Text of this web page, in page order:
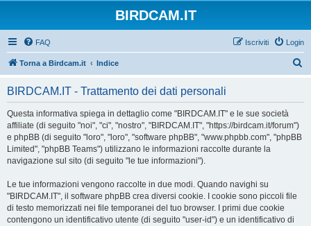
BIRDCAM.IT
FAQ Login
Iscriviti
Torna a Birdcam.it Indice
BIRDCAM.IT - Trattamento dei dati personali
Questa informativa spiega in dettaglio come "BIRDCAM.IT" e le sue società
affiliate (di seguito "noi", "ci", "nostro", "BIRDCAM.IT", "https://birdcam.it/forum")
e phpBB (di seguito "loro", "loro", "software phpBB", "www.phpbb.com", "phpBB
Limited", "phpBB Teams") utilizzano le informazioni raccolte durante la
navigazione sul sito (di seguito "le tue informazioni").
Le tue informazioni vengono raccolte in due modi. Quando navighi su
"BIRDCAM.IT", il software phpBB crea diversi cookie. I cookie sono piccoli file
di testo memorizzati nei file temporanei del tuo browser. I primi due cookie
contengono un identificativo utente (di seguito "user-id") e un identificativo di